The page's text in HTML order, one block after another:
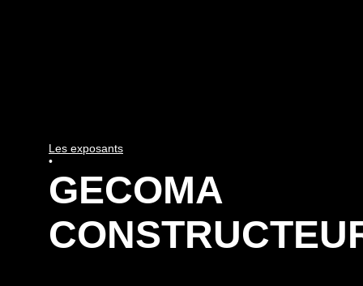
Les exposants
•
GECOMA